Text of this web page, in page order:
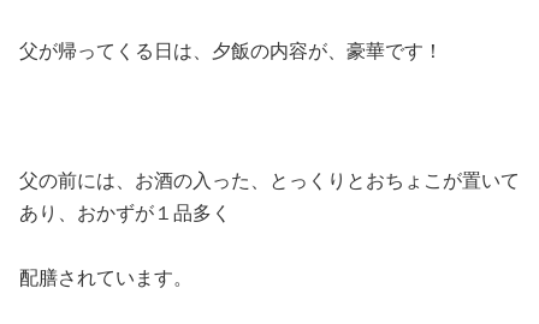
父が帰ってくる日は、夕飯の内容が、豪華です！
父の前には、お酒の入った、とっくりとおちょこが置いて
あり、おかずが１品多く
配膳されています。